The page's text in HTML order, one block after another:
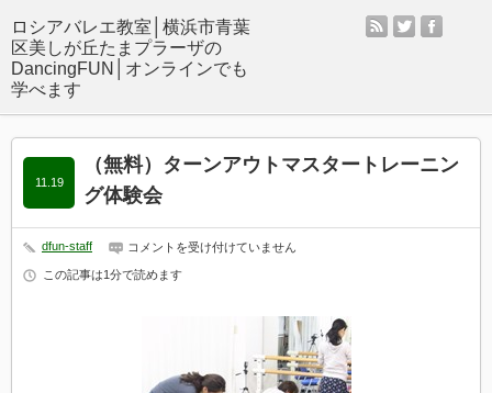
rss twitter
（無料）ターンアウトマスタートレーニン
グ体験会
11.19
dfun-staff
（無
タ
コメントを受け付けていません
この記事は1分で読めます